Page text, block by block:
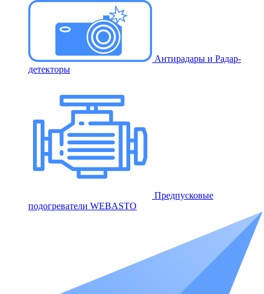
Антирадары и Радар-
детекторы
Предпусковые
подогреватели WEBASTO